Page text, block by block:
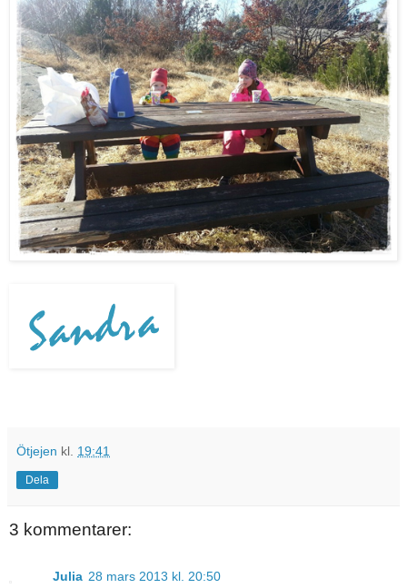
Ötjejen kl. 19:41
Dela
3 kommentarer:
Julia 28 mars 2013 kl. 20:50